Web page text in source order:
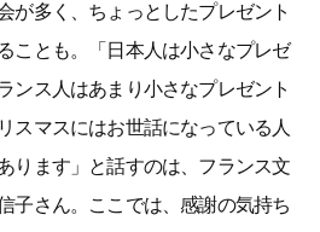
が多く、ちょっとしたプレゼント
ことも。「日本人は小さなプレゼ
ンス人はあまり小さなプレゼント
スマスにはお世話になっている人
ります」と話すのは、フランス文
子さん。ここでは、感謝の気持ち